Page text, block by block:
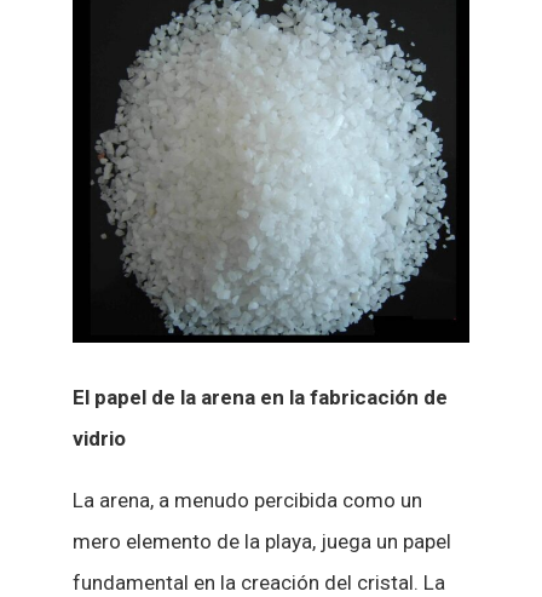
El papel de la arena en la fabricación de
vidrio
La arena, a menudo percibida como un
mero elemento de la playa, juega un papel
fundamental en la creación del cristal. La